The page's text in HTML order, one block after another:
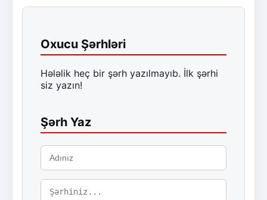
Oxucu Şərhləri
Hələlik heç bir şərh yazılmayıb. İlk şərhi
siz yazın!
Şərh Yaz